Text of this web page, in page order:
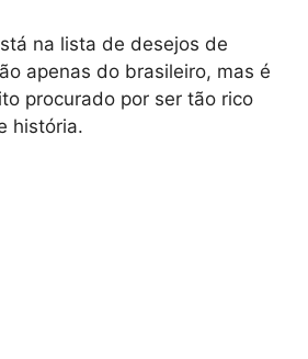
na lista de desejos de
apenas do brasileiro, mas é
procurado por ser tão rico
história.